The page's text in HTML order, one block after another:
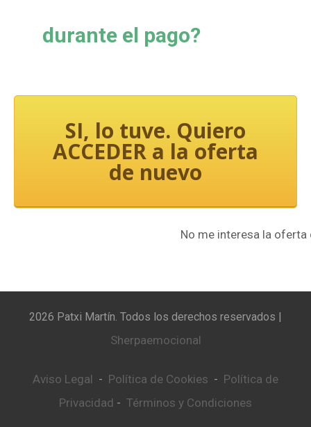
durante el pago?
SI, lo tuve. Quiero
ACCEDER a la oferta
de nuevo
No me interesa la
2026 Patxi Martín. Todos los derechos reservados |
Sherpaemocional
Aviso Legal - Política de Cookies - Política de
Privacidad - Términos y Condiciones